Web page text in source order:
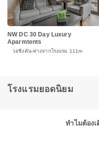
NW DC 30 Day Luxury
Aparmtents
วอชิงตัน ห่างจากโรงแรม 111m
โรงแรมยอดนิยม
ทำไมต้อง